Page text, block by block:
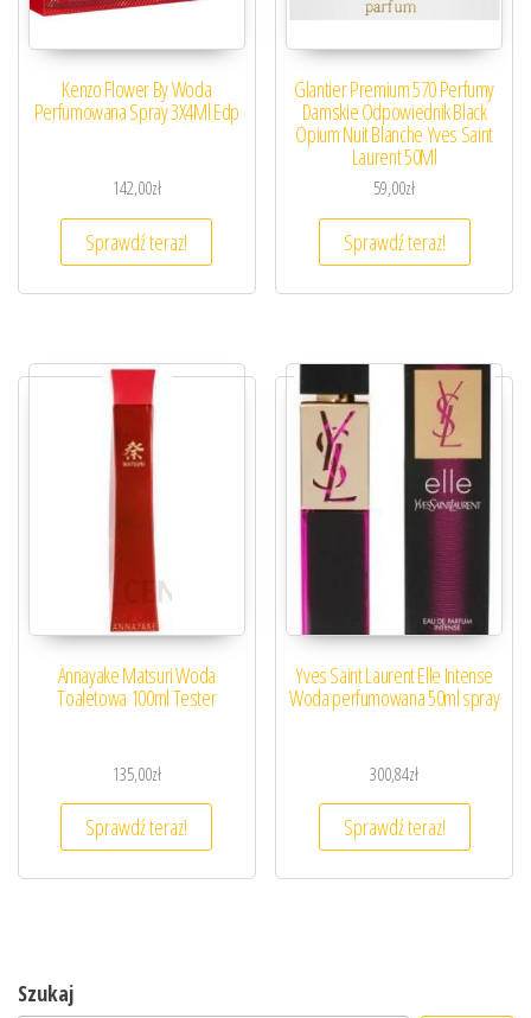
Kenzo Flower By Woda
Perfumowana Spray 3X4Ml Edp
142,00zł
Sprawdź teraz!
Glantier Premium 570 Perfumy
Damskie Odpowiednik Black
Opium Nuit Blanche Yves Saint
Laurent 50Ml
59,00zł
Sprawdź teraz!
Annayake Matsuri Woda
Toaletowa 100ml Tester
135,00zł
Sprawdź teraz!
Yves Saint Laurent Elle Intense
Woda perfumowana 50ml spray
300,84zł
Sprawdź teraz!
Szukaj